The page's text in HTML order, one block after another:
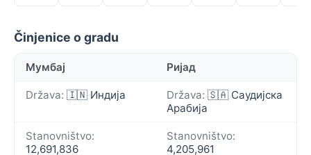
Činjenice o gradu
Мумбај Ријад
Država: 🇮🇳 Индија Država: 🇸🇦 Саудијска
Арабија
Stanovništvo:
12,691,836
Stanovništvo:
4,205,961